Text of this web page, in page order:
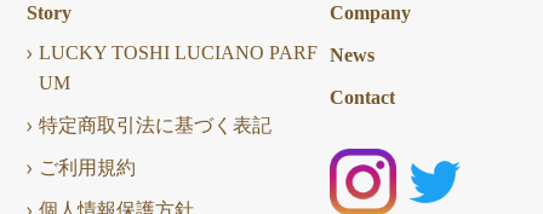
Story
LUCKY TOSHI LUCIANO PARF
UM
特定商取引法に基づく表記
ご利用規約
Company
News
Contact